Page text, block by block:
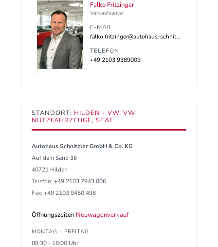
Falko Fritzinger
Verkaufsleiter
E-MAIL
falko.fritzinger@autohaus-schnitzler.de
TELEFON
+49 2103 9389009
STANDORT: HILDEN - VW, VW
NUTZFAHRZEUGE, SEAT
Autohaus Schnitzler GmbH & Co. KG
Auf dem Sand 36
40721 Hilden
Telefon: +49 2103 7943 006
Fax: +49 2103 9450 498
Öffnungszeiten Neuwagenverkauf
MONTAG - FREITAG
08:30 - 18:00 Uhr